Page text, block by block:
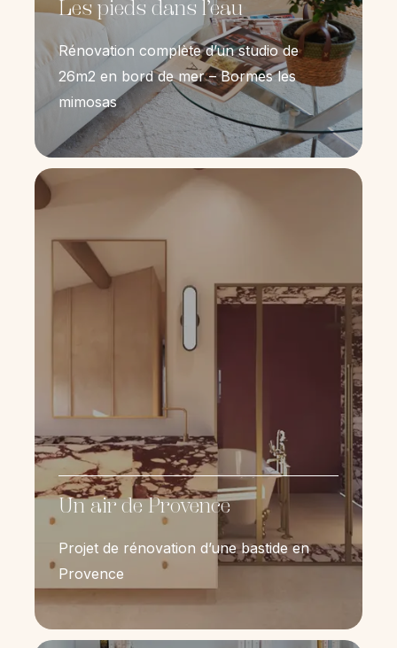
Les pieds dans l’eau
Rénovation complète d’un studio de
26m2 en bord de mer – Bormes les
mimosas
Un air de Provence
Projet de rénovation d’une bastide en
Provence